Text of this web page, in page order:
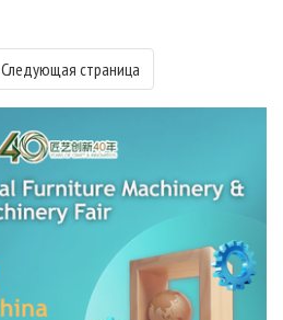
Следующая страница